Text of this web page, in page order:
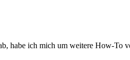
habe ich mich um weitere How-To